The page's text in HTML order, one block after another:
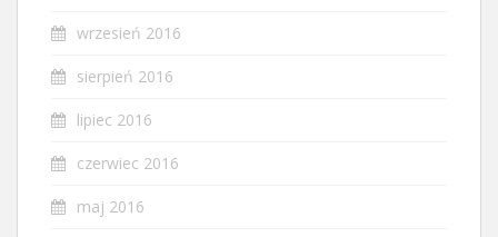
wrzesień 2016
sierpień 2016
lipiec 2016
czerwiec 2016
maj 2016